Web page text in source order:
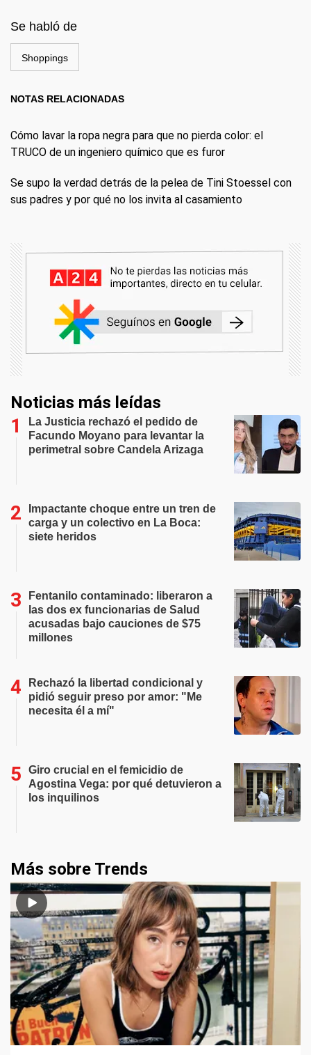
Se habló de
Shoppings
NOTAS RELACIONADAS
Cómo lavar la ropa negra para que no pierda color: el
TRUCO de un ingeniero químico que es furor
Se supo la verdad detrás de la pelea de Tini Stoessel con
sus padres y por qué no los invita al casamiento
Noticias más leídas
La Justicia rechazó el pedido de
Facundo Moyano para levantar la
perimetral sobre Candela Arizaga
Impactante choque entre un tren de
carga y un colectivo en La Boca:
siete heridos
Fentanilo contaminado: liberaron a
las dos ex funcionarias de Salud
acusadas bajo cauciones de $75
millones
Rechazó la libertad condicional y
pidió seguir preso por amor: "Me
necesita él a mí"
Giro crucial en el femicidio de
Agostina Vega: por qué detuvieron a
los inquilinos
Más sobre Trends